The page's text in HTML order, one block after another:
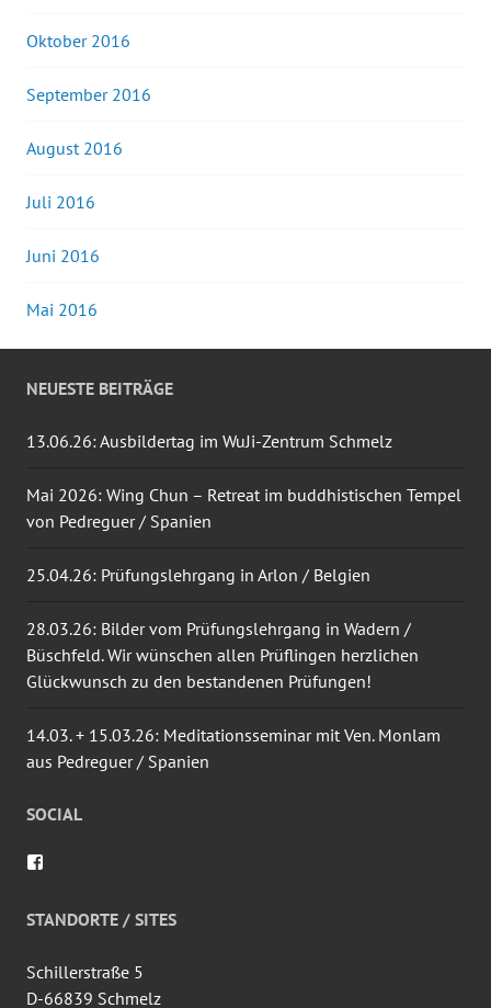
Oktober 2016
September 2016
August 2016
Juli 2016
Juni 2016
Mai 2016
NEUESTE BEITRÄGE
13.06.26: Ausbildertag im WuJi-Zentrum Schmelz
Mai 2026: Wing Chun – Retreat im buddhistischen Tempel
von Pedreguer / Spanien
25.04.26: Prüfungslehrgang in Arlon / Belgien
28.03.26: Bilder vom Prüfungslehrgang in Wadern /
Büschfeld. Wir wünschen allen Prüflingen herzlichen
Glückwunsch zu den bestandenen Prüfungen!
14.03. + 15.03.26: Meditationsseminar mit Ven. Monlam
aus Pedreguer / Spanien
SOCIAL
auf
Facebook
STANDORTE / SITES
Schillerstraße 5
D-66839 Schmelz